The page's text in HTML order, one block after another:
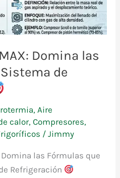
Domina las
de
,Aire
calor,Compresores,
/Jimmy
Domina las Fórmulas que
Refrigeración